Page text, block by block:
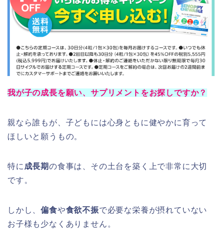
我が子の成長を願い、サプリメントをお探しですか？
親なら誰もが、子どもには心身ともに健やかに育って
ほしいと願うもの。
特に 成長期の食事は、その土台を築く上で非常に大切
です。
しかし、偏食や食欲不振で必要な栄養が摂れていない
お子様も少なくありません。